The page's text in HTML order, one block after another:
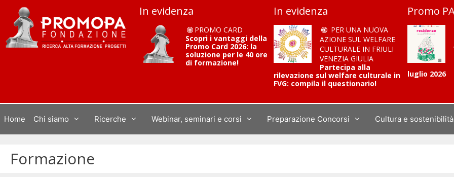
contenuto
In evidenza
PROMO CARD
Scopri i vantaggi della
Promo Card 2026: la
soluzione per le 40 ore
di formazione!
In evidenza
PER UNA NUOVA
AZIONE SUL WELFARE
CULTURALE IN FRIULI
VENEZIA GIULIA
Partecipa alla
rilevazione sul welfare culturale in
FVG: compila il questionario!
Promo
luglio 2026
Home Chi siamo Ricerche Webinar, seminari e corsi Preparazione Concorsi Cultura e sostenibilità
Formazione